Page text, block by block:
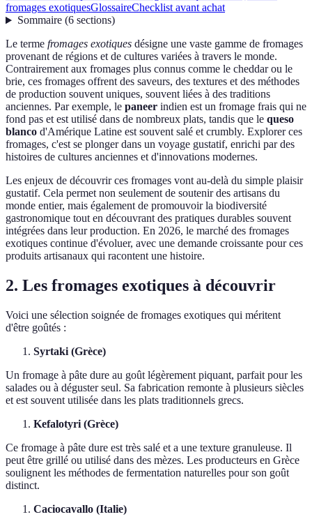
fromages exotiquesGlossaireChecklist avant achat
Sommaire(6 sections)
Le terme fromages exotiques désigne une vaste gamme de fromages
provenant de régions et de cultures variées à travers le monde.
Contrairement aux fromages plus connus comme le cheddar ou le
brie, ces fromages offrent des saveurs, des textures et des méthodes
de production souvent uniques, souvent liées à des traditions
anciennes. Par exemple, le paneer indien est un fromage frais qui ne
fond pas et est utilisé dans de nombreux plats, tandis que le queso
blanco d'Amérique Latine est souvent salé et crumbly. Explorer ces
fromages, c'est se plonger dans un voyage gustatif, enrichi par des
histoires de cultures anciennes et d'innovations modernes.
Les enjeux de découvrir ces fromages vont au-delà du simple plaisir
gustatif. Cela permet non seulement de soutenir des artisans du
monde entier, mais également de promouvoir la biodiversité
gastronomique tout en découvrant des pratiques durables souvent
intégrées dans leur production. En 2026, le marché des fromages
exotiques continue d'évoluer, avec une demande croissante pour ces
produits artisanaux qui racontent une histoire.
2. Les fromages exotiques à découvrir
Voici une sélection soignée de fromages exotiques qui méritent
d'être goûtés :
Syrtaki (Grèce)
Un fromage à pâte dure au goût légèrement piquant, parfait pour les
salades ou à déguster seul. Sa fabrication remonte à plusieurs siècles
et est souvent utilisée dans les plats traditionnels grecs.
Kefalotyri (Grèce)
Ce fromage à pâte dure est très salé et a une texture granuleuse. Il
peut être grillé ou utilisé dans des mèzes. Les producteurs en Grèce
soulignent les méthodes de fermentation naturelles pour son goût
distinct.
Caciocavallo (Italie)